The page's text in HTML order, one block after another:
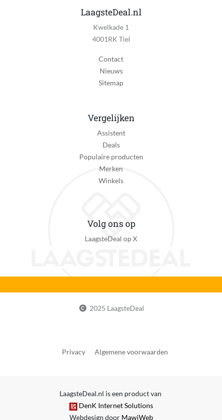
LaagsteDeal.nl
Kwelkade 1
4001RK Tiel
Contact
Nieuws
Sitemap
Vergelijken
Assistent
Deals
Populaire producten
Merken
Winkels
Volg ons op
LaagsteDeal op X
2025 LaagsteDeal
Privacy Algemene voorwaarden
LaagsteDeal.nl is een product van
DenK Internet Solutions
Webdesign door MawiWeb